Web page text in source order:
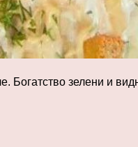
Богатство зелени и